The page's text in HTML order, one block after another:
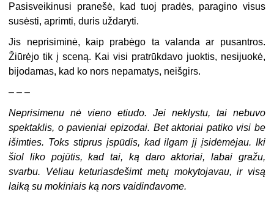
Pasisveikinusi pranešė, kad tuoj pradės, paragino visus
susėsti, aprimti, duris uždaryti.
Jis neprisiminė, kaip prabėgo ta valanda ar pusantros.
Žiūrėjo tik į sceną. Kai visi pratrūkdavo juoktis, nesijuokė,
bijodamas, kad ko nors nepamatys, neišgirs.
– – –
Neprisimenu nė vieno etiudo. Jei neklystu, tai nebuvo
spektaklis, o pavieniai epizodai. Bet aktoriai patiko visi be
išimties. Toks stiprus įspūdis, kad ilgam jį įsidėmėjau. Iki
šiol liko pojūtis, kad tai, ką daro aktoriai, labai gražu,
svarbu. Vėliau keturiasdešimt metų mokytojavau, ir visą
laiką su mokiniais ką nors vaidindavome.